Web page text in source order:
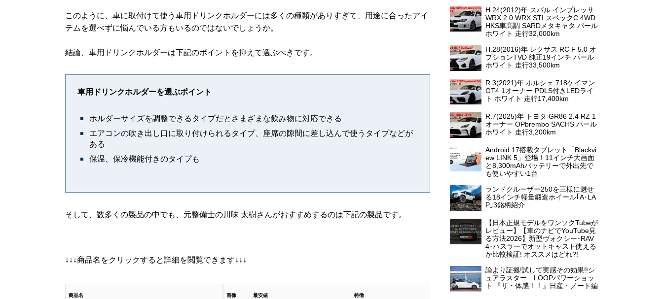
このように、車に取付けて使う車用ドリンクホルダーには多くの種類がありすぎて、用途に合ったアイ
テムを選べずに悩んでいる方もいるのではないでしょうか。
結論、車用ドリンクホルダーは下記のポイントを抑えて選ぶべきです。
車用ドリンクホルダーを選ぶポイント
ホルダーサイズを調整できるタイプだとさまざまな飲み物に対応できる
エアコンの吹き出し口に取り付けられるタイプ、座席の隙間に差し込んで使うタイプなどが
ある
保温、保冷機能付きのタイプも
そして、数多くの製品の中でも、元整備士の川味 太樹さんがおすすめするのは下記の製品です。
↓↓↓商品名をクリックすると詳細を閲覧できます↓↓↓
商品名 画像 最安値 特徴
H.24(2012)年 スバル インプレッサ
WRX 2.0 WRX STI スペックC 4WD
HKS車高調 SARDメタキャタ パール
ホワイト 走行32,000km
H.28(2016)年 レクサス RC F 5.0 オ
プションTVD 純正19インチ パール
ホワイト 走行33,500km
R.3(2021)年 ポルシェ 718ケイマン
GT4 1オーナー PDLS付きLEDライ
ト ホワイト 走行17,400km
R.7(2025)年 トヨタ GR86 2.4 RZ 1
オーナー OPbrembo SACHS パール
ホワイト 走行3,200km
Android 17搭載タブレット「Blackvi
ew LINK 5」登場！11インチ大画面
と8,300mAhバッテリーで外出先で
も使いやすい1台
ランドクルーザー250を三様に魅せ
る18インチ軽量鍛造ホイール｢A･LA
P｣3銘柄紹介
【日本正規モデルをワンソクTubeが
レビュー】【車のナビでYouTube見
る方法2026】新型ヴォクシー･RAV
4･ハスラーでオットキャスト使える
か比較検証! オススメはどれ?!
論より証拠!試して実感その効果!!シ
ュアラスター LOOPパワーショッ
ト 『ザ・体感！！』日産・ノート編